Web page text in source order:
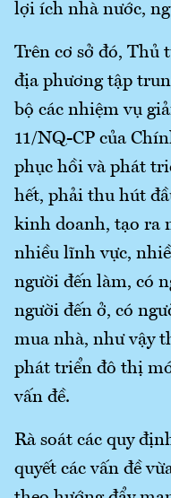
lợi ích nhà nước,
Trên cơ sở đó, Thủ
địa phương tập
bộ các nhiệm vụ
11/NQ-CP của
phục hồi và phát
hết, phải thu hút
kinh doanh, tạo ra
nhiều lĩnh vực,
người đến làm, có
người đến ở, có
mua nhà, như vậy
phát triển đô thị
vấn đề.
Rà soát các quy
quyết các vấn đề